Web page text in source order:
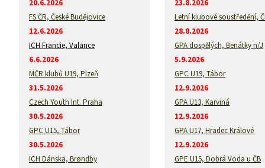
20.6.2026
FS ČR, České Budějovice
12.6.2026
ICH Francie, Valance
6.6.2026
MČR klubů U19, Plzeň
31.5.2026
Czech Youth Int. Praha
30.5.2026
GPC U15, Tábor
30.5.2026
ICH Dánska, Brøndby
23.8.2026
Letní klubové soustředění,
28.8.2026
GPA dospělých, Benátky n/J
5.9.2026
GPC U19, Tábor
12.9.2026
GPA U13, Karviná
12.9.2026
GPA U17, Hradec Králové
12.9.2026
GPE U15, Dobrá Voda u ČB